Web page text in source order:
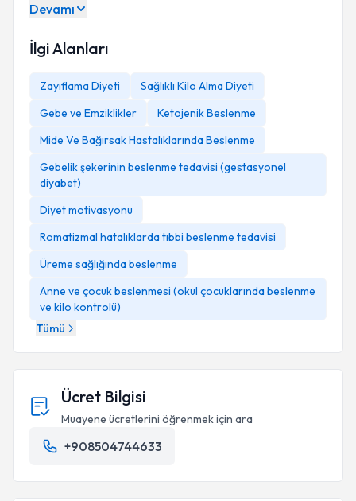
Devamı
İlgi Alanları
Zayıflama Diyeti
Sağlıklı Kilo Alma Diyeti
Gebe ve Emziklikler
Ketojenik Beslenme
Mide Ve Bağırsak Hastalıklarında Beslenme
Gebelik şekerinin beslenme tedavisi (gestasyonel
diyabet)
Diyet motivasyonu
Romatizmal hatalıklarda tıbbi beslenme tedavisi
Üreme sağlığında beslenme
Anne ve çocuk beslenmesi (okul çocuklarında beslenme
ve kilo kontrolü)
Tümü
Ücret Bilgisi
Muayene ücretlerini öğrenmek için ara
+908504744633